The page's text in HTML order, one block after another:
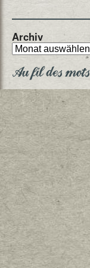
Archiv
Au fil des mots